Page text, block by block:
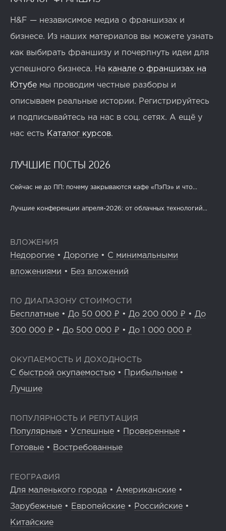
H&F — независимое медиа о франшизах и
бизнесе. Из наших материалов вы можете узнать
как выбирать франшизу и почерпнуть идеи для
успешного бизнеса. На канале о франшизах на
Ютубе мы проводим честные разборы и
описываем реальные истории. Регистрируйтесь
и подписывайтесь на нас в соц. сетях. А ещё у
нас есть Каталог курсов.
ЛУЧШИЕ ПОСТЫ 2026
Сейчас не до ПП: почему закрываются кафе «ПэПэ» и что...
Лучшие конференции апреля-2026: от облачных технологий...
ВЛОЖЕНИЯ
Недорогие • Дорогие • С минимальными
вложениями • Без вложений
ПО ДИАПАЗОНУ СТОИМОСТИ
Бесплатные • До 50 000 ₽ • До 200 000 ₽ • До
300 000 ₽ • До 500 000 ₽ • До 1 000 000 ₽
ОКУПАЕМОСТЬ И ДОХОДНОСТЬ
С быстрой окупаемостью • Прибыльные •
Лучшие
ПОПУЛЯРНОСТЬ И РЕПУТАЦИЯ
Популярные • Успешные • Проверенные •
Готовые • Востребованные
ГЕОГРАФИЯ
Для маленького города • Американские •
Зарубежные • Европейские • Российские •
Китайские